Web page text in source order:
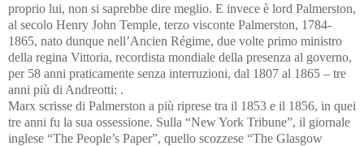
proprio lui, non si saprebbe dire meglio. E invece è lord Palmerston,
al secolo Henry John Temple, terzo visconte Palmerston, 1784-
1865, nato dunque nell’Ancien Régime, due volte primo ministro
della regina Vittoria, recordista mondiale della presenza al governo,
per 58 anni praticamente senza interruzioni, dal 1807 al 1865 – tre
anni più di Andreotti: .
Marx scrisse di Palmerston a più riprese tra il 1853 e il 1856, in quei
tre anni fu la sua ossessione. Sulla “New York Tribune”, il giornale
inglese “The People’s Paper”, quello scozzese “The Glasgow